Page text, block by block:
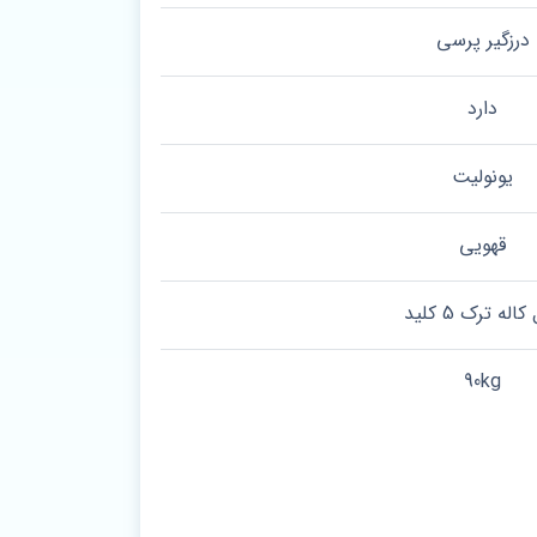
درزگیر پرسی
دارد
یونولیت
قهویی
ترک 5 کلید
90kg